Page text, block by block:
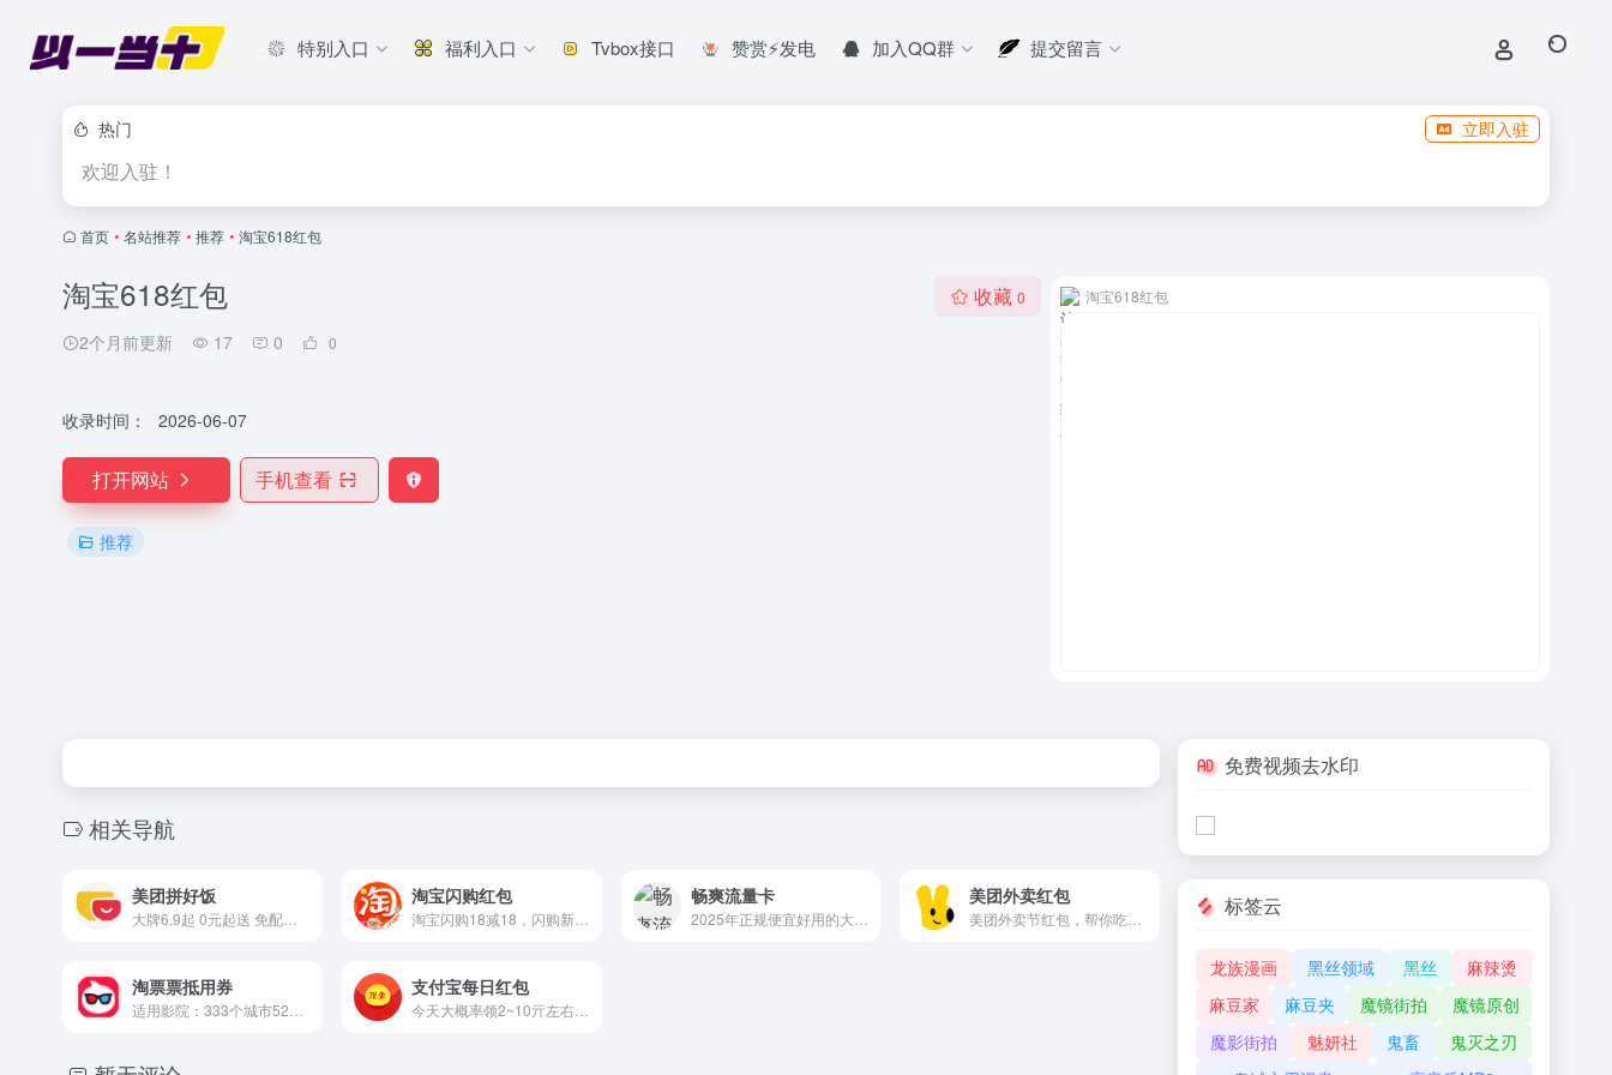
特别入口 福利入口 Tvbox接口 赞赏⚡发电 加入QQ群 提交留言
热门 立即入驻
欢迎入驻！
首页 • 名站推荐 • 推荐 • 淘宝618红包
淘宝618红包
2个月前更新 17 0 0
收藏 0
收录时间： 2026-06-07
打开网站 手机查看
推荐
淘宝618红包
相关导航
美团拼好饭 淘宝闪购红包
淘宝闪购18减18，闪购新用户可领首单免单福利！新用户可以领取最高十八元无门槛红包，老用户可以每天在活动页面领取大额优惠券
畅爽流量卡 美团外卖红包
淘票票抵用券 支付宝每日红包
今天大概率领2~10亓左右消费红包【支付宝领实体店通用消费红包】支付宝APP扫码。
免费视频去水印
标签云
龙族漫画 黑丝领域 黑丝
麻辣烫
麻豆家
麻豆夹 魔镜街拍
魔镜原创
魔影街拍
魅妍社 鬼畜
鬼灭之刃